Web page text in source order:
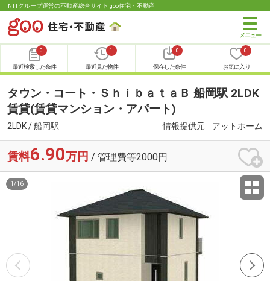
NTTグループ運営の不動産総合サイト goo住宅・不動産
0
最近検索した条件
1
最近見た物件
0
保存した条件
0
お気に入り
タウン・コート・ＳｈｉｂａｔａＢ 船岡駅 2LDK
賃貸(賃貸マンション・アパート)
2LDK / 船岡駅 情報提供元 アットホーム
賃料6.90万円 / 管理費等2000円
1 /16